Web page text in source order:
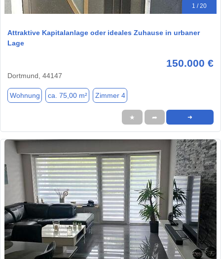
1 / 20
Attraktive Kapitalanlage oder ideales Zuhause in urbaner
Lage
150.000 €
Dortmund, 44147
Wohnung ca. 75,00 m² Zimmer 4
★ ➦ ➜